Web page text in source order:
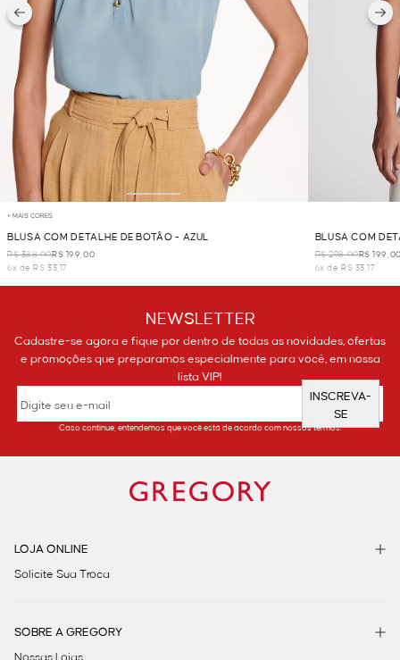
+ MAIS CORES
BLUSA COM DETALHE DE BOTÃO - AZUL
R$ 388,00R$ 199,00
6x de R$ 33,17
BLUSA COM
R$ 298,00R$
6x de R$ 33,17
NEWSLETTER
Cadastre-se agora e fique por dentro de todas as novidades, ofertas
e promoções que preparamos especialmente para você, em nossa
lista VIP!
INSCREVA-
SE
Caso continue, entendemos que você está de acordo com nossos termos.
LOJA ONLINE
Solicite Sua Troca
SOBRE A GREGORY